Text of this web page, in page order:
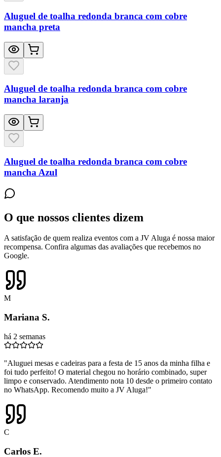
Aluguel de toalha redonda branca com cobre
mancha preta
Aluguel de toalha redonda branca com cobre
mancha laranja
Aluguel de toalha redonda branca com cobre
mancha Azul
O que nossos clientes dizem
A satisfação de quem realiza eventos com a JV Aluga é nossa maior
recompensa. Confira algumas das avaliações que recebemos no
Google.
M
Mariana S.
há 2 semanas
"Aluguei mesas e cadeiras para a festa de 15 anos da minha filha e
foi tudo perfeito! O material chegou no horário combinado, super
limpo e conservado. Atendimento nota 10 desde o primeiro contato
no WhatsApp. Recomendo muito a JV Aluga!"
C
Carlos E.